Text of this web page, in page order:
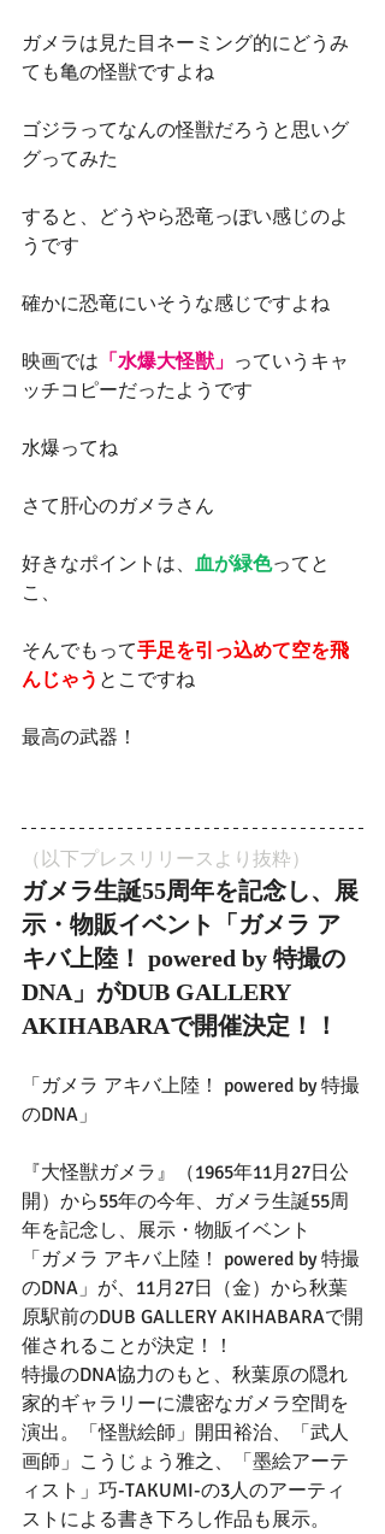
ガメラは見た目ネーミング的にどうみ
ても亀の怪獣ですよね
ゴジラってなんの怪獣だろうと思いグ
グってみた
すると、どうやら恐竜っぽい感じのよ
うです
確かに恐竜にいそうな感じですよね
映画では 「水爆大怪獣」 っていうキャ
ッチコピーだったようです
水爆ってね
さて肝心のガメラさん
好きなポイントは、 血が緑色ってと
こ、
そんでもって手足を引っ込めて空を飛
んじゃう とこですね
最高の武器！
（以下プレスリリースより抜粋）
ガメラ生誕55周年を記念し、展
示・物販イベント「ガメラ ア
キバ上陸！ powered by 特撮の
DNA」がDUB GALLERY
AKIHABARAで開催決定！！
「ガメラ アキバ上陸！ powered by 特撮
のDNA」
『大怪獣ガメラ』（1965年11月27日公
開）から55年の今年、ガメラ生誕55周
年を記念し、展示・物販イベント
「ガメラ アキバ上陸！ powered by 特撮
のDNA」が、11月27日（金）から秋葉
原駅前のDUB GALLERY AKIHABARAで開
催されることが決定！！
特撮のDNA協力のもと、秋葉原の隠れ
家的ギャラリーに濃密なガメラ空間を
演出。「怪獣絵師」開田裕治、「武人
画師」こうじょう雅之、「墨絵アーテ
ィスト」巧-TAKUMI-の3人のアーティ
ストによる書き下ろし作品も展示。